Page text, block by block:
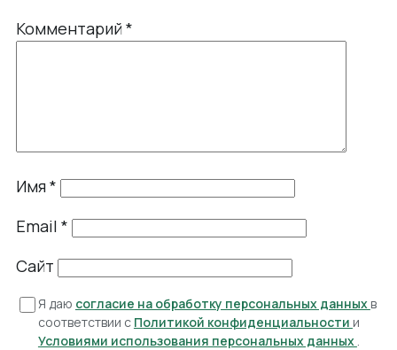
Комментарий*
Имя*
Email *
Сайт
Я даю согласие на обработку персональных данных в
соответствии с Политикой конфиденциальности и
Условиями использования персональных данных .